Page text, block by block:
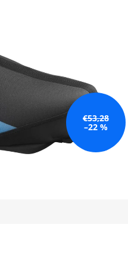
€53,28
–22 %